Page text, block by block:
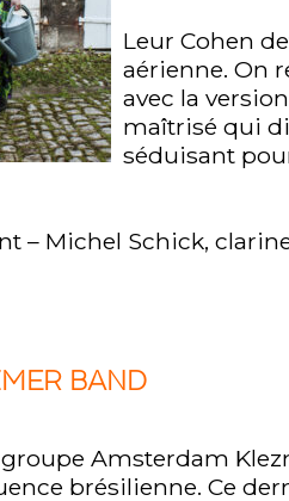
Leur Cohen
aérienne. On
avec la
maîtrisé qui
séduisant
– Michel Schick,
BAND
Amsterdam
brésilienne. Ce